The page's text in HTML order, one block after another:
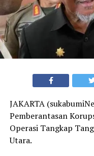
JAKARTA
Pemberantasan
Operasi Tangkap
Utara.